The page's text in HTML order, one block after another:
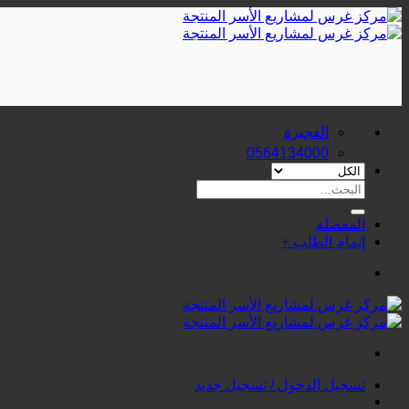
تخطي
للمحتوى
الفجيرة
0564134000
البحث
المفضلة
إتمام الطلب +
تسجيل الدخول / تسجيل جديد